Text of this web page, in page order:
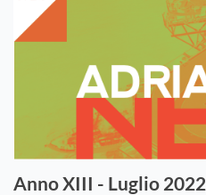
Anno XIII - Luglio 2022